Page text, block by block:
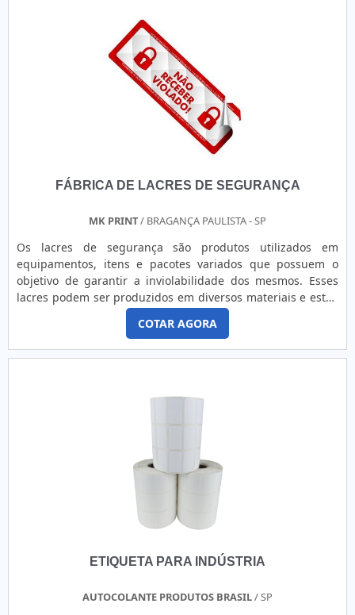
FÁBRICA DE LACRES DE SEGURANÇA
MK PRINT/ BRAGANÇA PAULISTA - SP
Os lacres de segurança são produtos utilizados em
equipamentos, itens e pacotes variados que possuem o
objetivo de garantir a inviolabilidade dos mesmos. Esses
lacres podem ser produzidos em diversos materiais e estão
disponíveis em vários modelos, cada um deles sendo mais
indicado a uma aplicação específica. Para comprar peças de
qualidade, é essencial pesquisar uma fábrica de lacres de
segurança que seja de confiança, experiente e que
COTAR AGORA
ETIQUETA PARA INDÚSTRIA
AUTOCOLANTE PRODUTOS BRASIL/ SP